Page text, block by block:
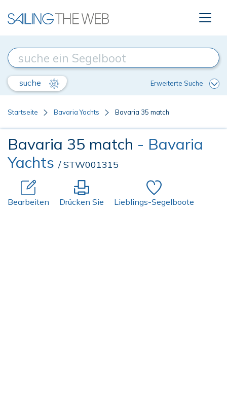
suche Erweiterte Suche
Startseite Bavaria Yachts Bavaria 35 match
Bavaria 35 match - Bavaria
Yachts / STW001315
Bearbeiten Drücken Sie Lieblings-Segelboote